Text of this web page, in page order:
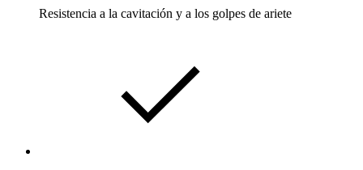
Resistencia a la cavitación y a los golpes de ariete